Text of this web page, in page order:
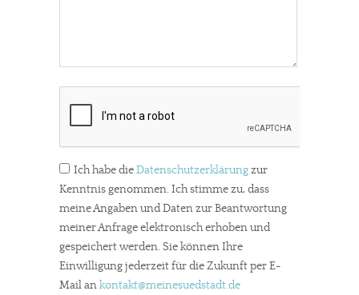
Ich habe dieDatenschutzerklärungzur
Kenntnis genommen. Ich stimme zu, dass
meine Angaben und Daten zur Beantwortung
meiner Anfrage elektronisch erhoben und
gespeichert werden. Sie können Ihre
Einwilligung jederzeit für die Zukunft per E-
Mail ankontakt@meinesuedstadt.de